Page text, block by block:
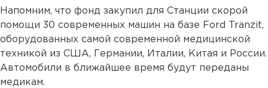
Напомним, что фонд закупил для Станции скорой
помощи 30 современных машин на базе Ford Tranzit,
оборудованных самой современной медицинской
техникой из США, Германии, Италии, Китая и России.
Автомобили в ближайшее время будут переданы
медикам.